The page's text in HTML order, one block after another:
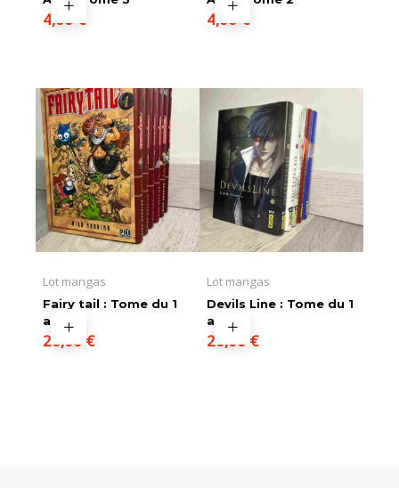
4,00€ 4,00€
Lot mangas
Fairy tail : Tome du 1
au 6
20,00 €
Lot mangas
Devils Line : Tome du 1
au 5
20,00 €